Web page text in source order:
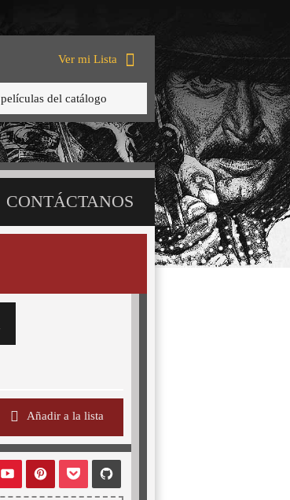
Ver mi Lista
películas del catálogo
CONTÁCTANOS
Añadir a la lista